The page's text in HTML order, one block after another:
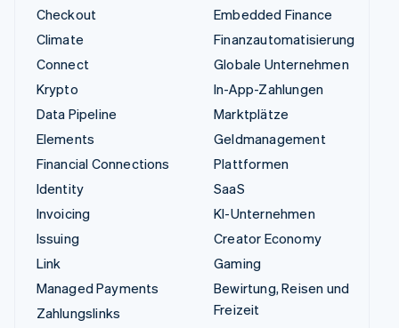
Checkout
Climate
Connect
Krypto
Data Pipeline
Elements
Financial Connections
Identity
Invoicing
Issuing
Link
Managed Payments
Zahlungslinks
Embedded Finance
Finanzautomatisierung
Globale Unternehmen
In-App-Zahlungen
Marktplätze
Geldmanagement
Plattformen
SaaS
KI-Unternehmen
Creator Economy
Gaming
Bewirtung, Reisen und
Freizeit